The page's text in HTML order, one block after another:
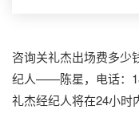
咨询关礼杰出场费多少
纪人——陈星，电话：
礼杰经纪人将在24小时